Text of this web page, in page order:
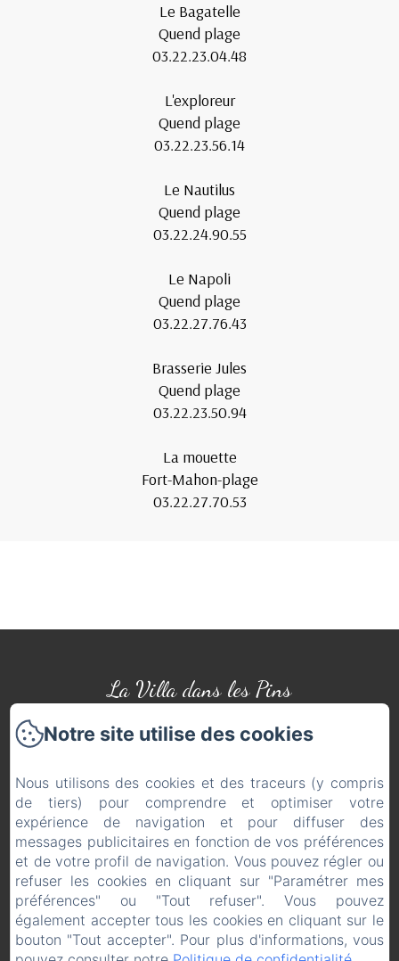
Le Bagatelle
Quend plage
03.22.23.04.48
L'exploreur
Quend plage
03.22.23.56.14
Le Nautilus
Quend plage
03.22.24.90.55
Le Napoli
Quend plage
03.22.27.76.43
Brasserie Jules
Quend plage
03.22.23.50.94
La mouette
Fort-Mahon-plage
03.22.27.70.53
La Villa dans les Pins
Av. des Boules d'Azur, Quend
helene.legru@gmail.com
Accueil
Les Appartements
La Région
Galerie Photos
Contact & Accès
Notre site utilise des cookies
Nous utilisons des cookies et des traceurs (y compris
de tiers) pour comprendre et optimiser votre
expérience de navigation et pour diffuser des
messages publicitaires en fonction de vos préférences
et de votre profil de navigation. Vous pouvez régler ou
refuser les cookies en cliquant sur "Paramétrer mes
préférences" ou "Tout refuser". Vous pouvez
également accepter tous les cookies en cliquant sur le
bouton "Tout accepter". Pour plus d'informations, vous